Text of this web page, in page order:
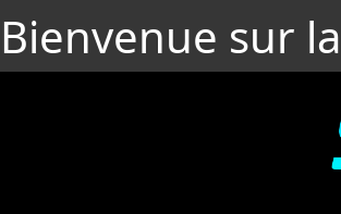
Bienvenue sur